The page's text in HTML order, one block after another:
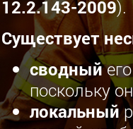
12.2.143-2009).
Существует
сводный
поскольку
локальный